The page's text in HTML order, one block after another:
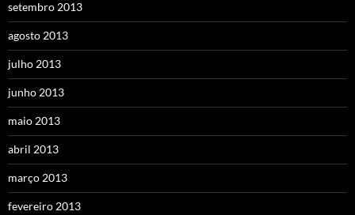
setembro 2013
agosto 2013
julho 2013
junho 2013
maio 2013
abril 2013
março 2013
fevereiro 2013